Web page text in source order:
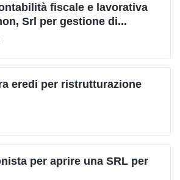
fiscale e lavorativa
Srl per gestione di...
eredi per ristrutturazione
per aprire una SRL per